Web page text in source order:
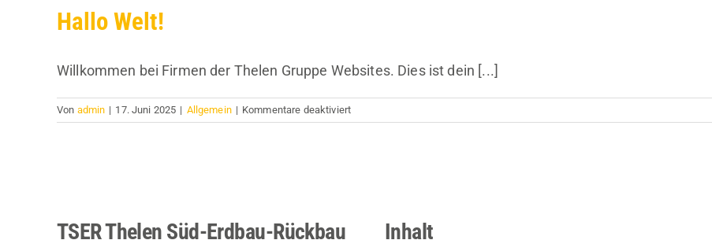
Hallo Welt!
Willkommen bei Firmen der Thelen Gruppe Websites. Dies ist dein [...]
Von admin | 17. Juni 2025 | Allgemein | Kommentare deaktiviertfür
Hallo
TSER Thelen Süd-Erdbau-Rückbau
Inhalt